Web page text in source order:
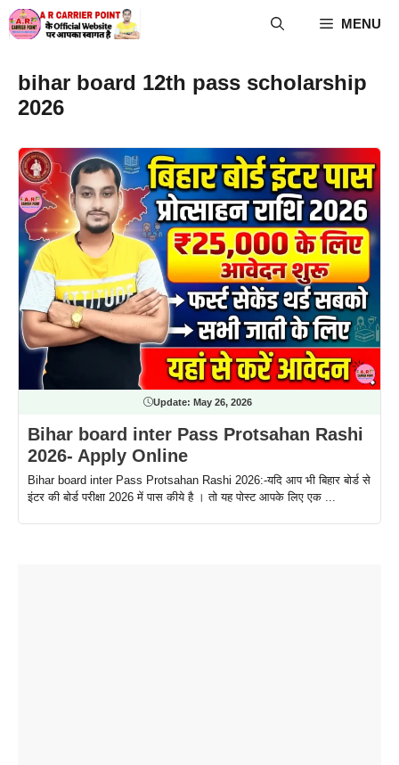
Skip
to
MENU
bihar board 12th pass scholarship
2026
Update: May 26, 2026
Bihar board inter Pass Protsahan Rashi
2026- Apply Online
Bihar board inter Pass Protsahan Rashi 2026:-यदि आप भी बिहार बोर्ड से
इंटर की बोर्ड परीक्षा 2026 में पास कीये है । तो यह पोस्ट आपके लिए एक ...